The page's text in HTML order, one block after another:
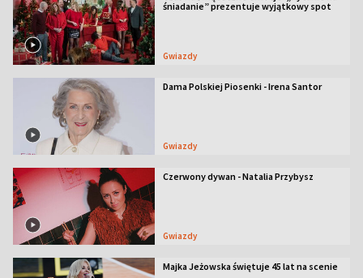
śniadanie” prezentuje wyjątkowy spot
Gwiazdy
Dama Polskiej Piosenki - Irena Santor
Gwiazdy
Czerwony dywan - Natalia Przybysz
Gwiazdy
Majka Jeżowska świętuje 45 lat na scenie